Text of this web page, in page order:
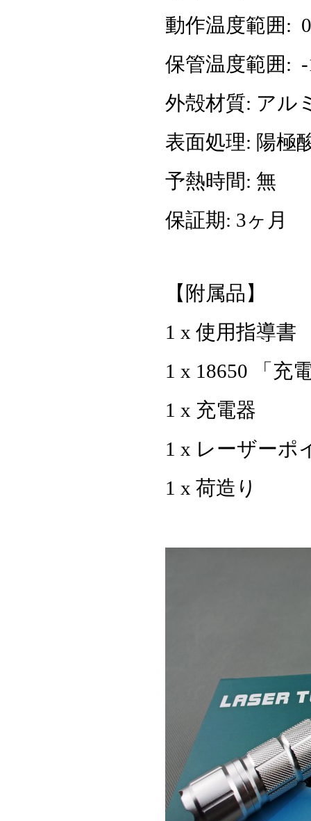
動作温度範囲:
保管温度範囲:
外殻材質: アル
表面処理: 陽極
予熱時間: 無
保証期: 3ヶ月
【附属品】
1 x 使用指導書
1 x 18650 「充
1 x 充電器
1 x レーザーポ
1 x 荷造り